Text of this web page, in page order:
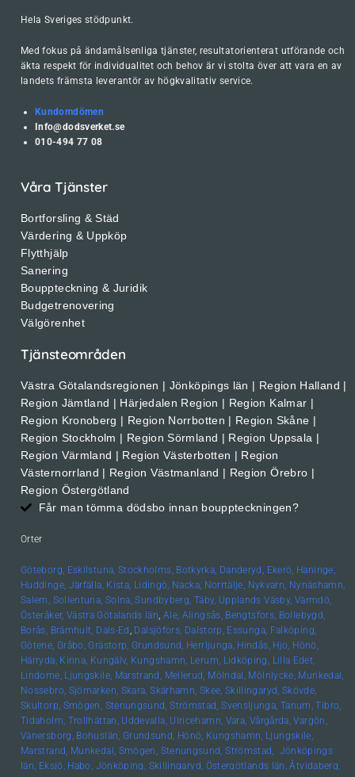
Hela Sveriges stödpunkt.
Med fokus på ändamålsenliga tjänster, resultatorienterat utförande och
äkta respekt för individualitet och behov är vi stolta över att vara en av
landets främsta leverantör av högkvalitativ service.
Kundomdömen
Info@dodsverket.se
010-494 77 08
Våra Tjänster
Bortforsling & Städ
Värdering & Uppköp
Flytthjälp
Sanering
Bouppteckning & Juridik
Budgetrenovering
Välgörenhet
Tjänsteområden
Västra Götalandsregionen | Jönköpings län | Region Halland |
Region Jämtland | Härjedalen Region | Region Kalmar |
Region Kronoberg | Region Norrbotten | Region Skåne |
Region Stockholm | Region Sörmland | Region Uppsala |
Region Värmland | Region Västerbotten | Region
Västernorrland | Region Västmanland | Region Örebro |
Region Östergötland
Får man tömma dödsbo innan bouppteckningen?
Orter
Göteborg, Eskilstuna, Stockholms, Botkyrka, Danderyd, Ekerö, Haninge,
Huddinge, Järfälla, Kista, Lidingö, Nacka, Norrtälje, Nykvarn, Nynäshamn,
Salem, Sollentuna, Solna, Sundbyberg, Täby, Upplands Väsby, Värmdö,
Österåker, Västra Götalands län, Ale, Alingsås, Bengtsfors, Bollebygd,
Borås, Brämhult, Dals-Ed , Dalsjöfors, Dalstorp, Essunga, Falköping,
Götene, Gråbo, Grästorp, Grundsund, Herrljunga, Hindås, Hjo, Hönö,
Härryda, Kinna, Kungälv, Kungshamn, Lerum, Lidköping, Lilla Edet,
Lindome, Ljungskile, Marstrand, Mellerud, Mölndal, Mölnlycke, Munkedal,
Nossebro, Sjömarken, Skara, Skärhamn, Skee, Skillingaryd, Skövde,
Skultorp, Smögen, Stenungsund, Strömstad, Svensljunga, Tanum, Tibro,
Tidaholm, Trollhättan, Uddevalla, Ulricehamn, Vara, Vårgårda, Vargön,
Vänersborg, Bohuslän, Grundsund, Hönö, Kungshamn, Ljungskile,
Marstrand, Munkedal, Smögen, Stenungsund, Strömstad, Jönköpings
län, Eksjö, Habo, Jönköping, Skillingaryd, Östergötlands län, Åtvidaberg,